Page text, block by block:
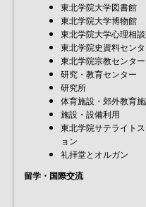
東北学院大学図書館
東北学院大学博物館
東北学院大学心理相
東北学院史資料セン
東北学院宗教センター
研究・教育センター
研究所
体育施設・郊外教育
施設・設備利用
東北学院サテライト
ョン
礼拝堂とオルガン
留学・国際交流